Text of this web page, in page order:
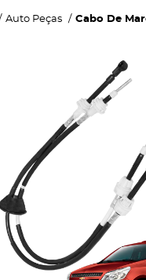
Auto Peças Cabo De